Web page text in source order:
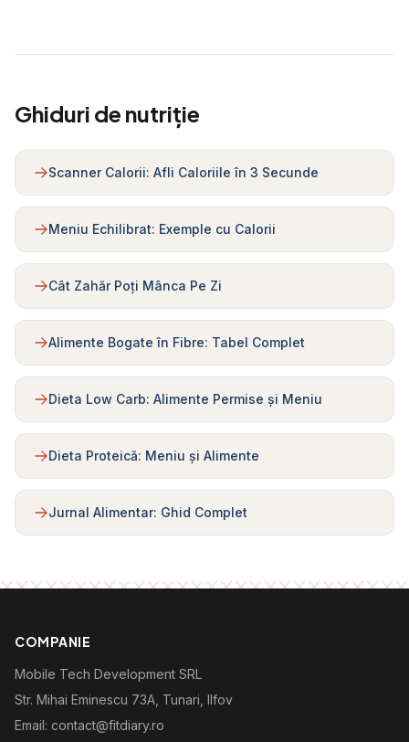
Ghiduri de nutriție
Scanner Calorii: Afli Caloriile în 3 Secunde
Meniu Echilibrat: Exemple cu Calorii
Cât Zahăr Poți Mânca Pe Zi
Alimente Bogate în Fibre: Tabel Complet
Dieta Low Carb: Alimente Permise și Meniu
Dieta Proteică: Meniu și Alimente
Jurnal Alimentar: Ghid Complet
COMPANIE
Mobile Tech Development SRL
Str. Mihai Eminescu 73A, Tunari, Ilfov
Email: contact@fitdiary.ro